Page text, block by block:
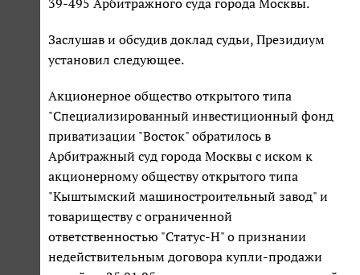
Заслушав и обсудив доклад судьи, Президиум
установил следующее.
Акционерное общество открытого типа
"Специализированный инвестиционный фонд
приватизации "Восток" обратилось в
Арбитражный суд города Москвы с иском к
акционерному обществу открытого типа
"Кыштымский машиностроительный завод" и
товариществу с ограниченной
ответственностью "Статус-Н" о признании
недействительным договора купли-продажи